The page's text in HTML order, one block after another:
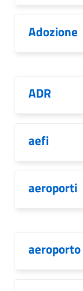
Adozione
ADR
aefi
aeroporti
aeroporto